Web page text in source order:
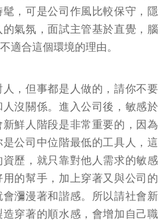
，可是公司作風比較保守，隱
氣氛，面試主管基於直覺，腦
適合這個環境的理由。
，但事都是人做的，請你不要
沒關係。進入公司後，敏感於
鮮人階段是非常重要的，因為
公司中位階最低的工具人，這
歷，就只靠對他人需求的敏感
的幫手，加上穿著又與公司的
瀰漫著和諧感。所以請社會新
穿著的順水感，會增加自己職